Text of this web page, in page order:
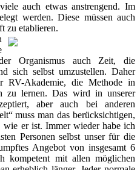
auch etwas anstrengend. Im
werden. Diese müssen auch
zu etablieren.
Organismus auch Zeit, die
sich selbst umzustellen. Daher
RV-Akademie, die Methode in
zu lernen. Das wird in unserer
aber auch bei anderen
muss man das berücksichtigen,
er ist. Immer wieder habe ich
Personen selbst unser für die
Angebot von insgesamt 6
mit allen möglichen